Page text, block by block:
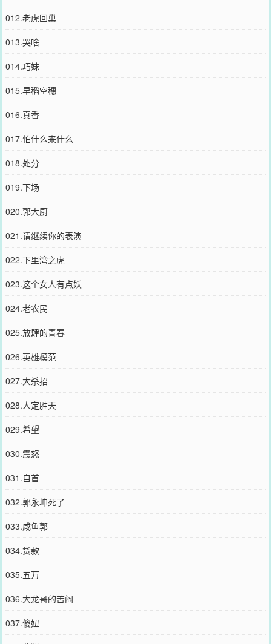
012.老虎回巢
013.哭啥
014.巧妹
015.早稻空穗
016.真香
017.怕什么来什么
018.处分
019.下场
020.郭大厨
021.请继续你的表演
022.下里湾之虎
023.这个女人有点妖
024.老农民
025.放肆的青春
026.英雄模范
027.大杀招
028.人定胜天
029.希望
030.震怒
031.自首
032.郭永坤死了
033.咸鱼郭
034.贷款
035.五万
036.大龙哥的苦闷
037.傻妞